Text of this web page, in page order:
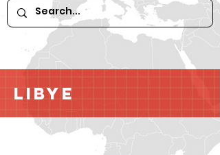
Libye